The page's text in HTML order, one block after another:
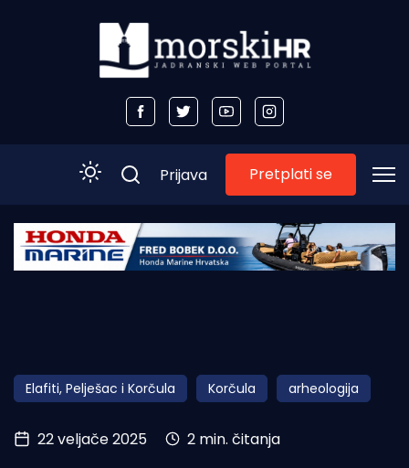
Početna
Obala
Otoci
Turizam i nautika
Prijava Pretplati se
Elafiti, Pelješac i Korčula Korčula arheologija
22 veljače 2025 2 min. čitanja